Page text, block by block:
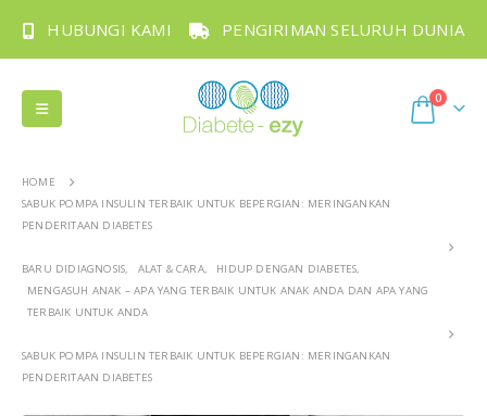
HUBUNGI KAMI PENGIRIMAN SELURUH DUNIA
0
HOME
SABUK POMPA INSULIN TERBAIK UNTUK BEPERGIAN: MERINGANKAN
PENDERITAAN DIABETES
BARU DIDIAGNOSIS, ALAT & CARA, HIDUP DENGAN DIABETES,
MENGASUH ANAK – APA YANG TERBAIK UNTUK ANAK ANDA DAN APA YANG
TERBAIK UNTUK ANDA
SABUK POMPA INSULIN TERBAIK UNTUK BEPERGIAN: MERINGANKAN
PENDERITAAN DIABETES